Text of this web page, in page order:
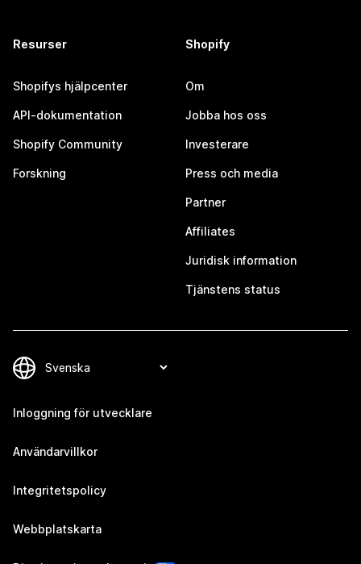
Resurser
Shopifys hjälpcenter
API-dokumentation
Shopify Community
Forskning
Shopify
Om
Jobba hos oss
Investerare
Press och media
Partner
Affiliates
Juridisk information
Tjänstens status
Inloggning för utvecklare
Användarvillkor
Integritetspolicy
Webbplatskarta